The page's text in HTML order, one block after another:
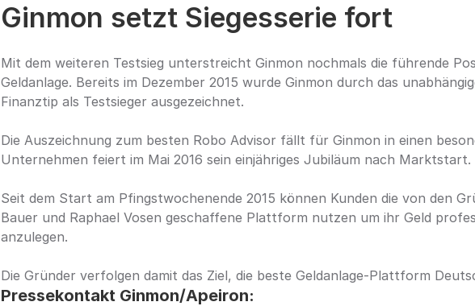
Ginmon setzt Siegesserie fort
Mit dem weiteren Testsieg unterstreicht Ginmon nochmals die führende
Geldanlage. Bereits im Dezember 2015 wurde Ginmon durch das
Finanztip als Testsieger ausgezeichnet.
Die Auszeichnung zum besten Robo Advisor fällt für Ginmon in einen
Unternehmen feiert im Mai 2016 sein einjähriges Jubiläum nach Marktstart.
Seit dem Start am Pfingstwochenende 2015 können Kunden die von den
Bauer und Raphael Vosen geschaffene Plattform nutzen um ihr Geld
anzulegen.
Die Gründer verfolgen damit das Ziel, die beste Geldanlage-Plattform
Pressekontakt Ginmon/Apeiron: